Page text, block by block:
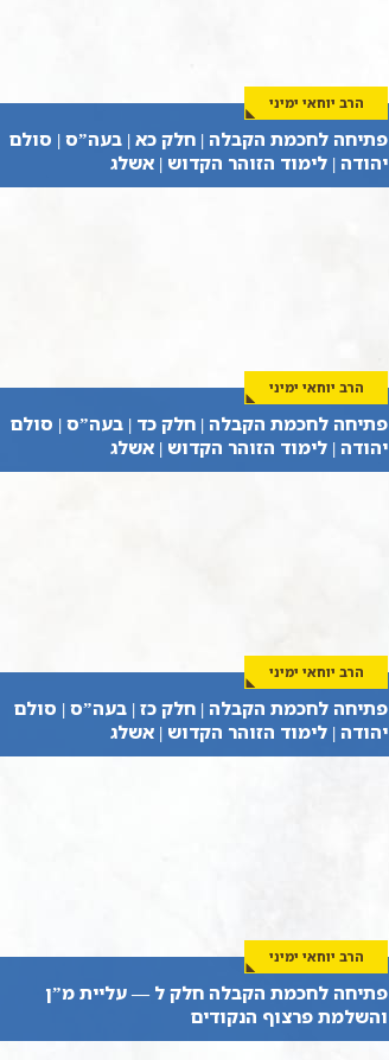
הרב יוחאי ימיני
פתיחה לחכמת הקבלה | חלק כא | בעה”ס | סולם
יהודה | לימוד הזוהר הקדוש | אשלג
הרב יוחאי ימיני
פתיחה לחכמת הקבלה | חלק כד | בעה”ס | סולם
יהודה | לימוד הזוהר הקדוש | אשלג
הרב יוחאי ימיני
פתיחה לחכמת הקבלה | חלק כז | בעה”ס | סולם
יהודה | לימוד הזוהר הקדוש | אשלג
הרב יוחאי ימיני
פתיחה לחכמת הקבלה חלק ל — עליית מ”ן
והשלמת פרצוף הנקודים